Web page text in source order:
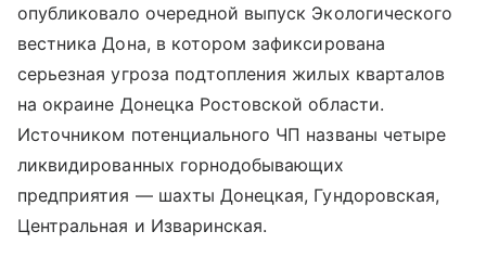
опубликовало очередной выпуск Экологического
вестника Дона, в котором зафиксирована
серьезная угроза подтопления жилых кварталов
на окраине Донецка Ростовской области.
Источником потенциального ЧП названы четыре
ликвидированных горнодобывающих
предприятия — шахты Донецкая, Гундоровская,
Центральная и Изваринская.